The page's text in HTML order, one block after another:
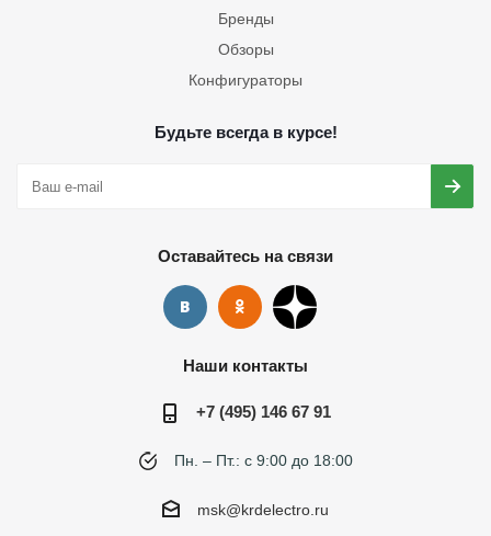
Бренды
Обзоры
Конфигураторы
Будьте всегда в курсе!
Оставайтесь на связи
Наши контакты
+7 (495) 146 67 91
Пн. – Пт.: с 9:00 до 18:00
msk@krdelectro.ru